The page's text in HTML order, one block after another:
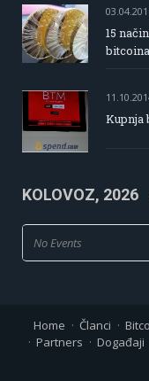
15
bitcoina
Kupnja
KOLOVOZ, 2026
No Events
Home Članci
Partners
Događaji